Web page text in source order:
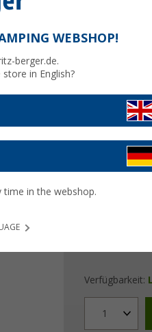
49, €
Preise inkl. MwSt.,
Bis zu 5%
Verfügbarkeit:
1
WEBSHOP!
berger.de.
in English?
time in the webshop.